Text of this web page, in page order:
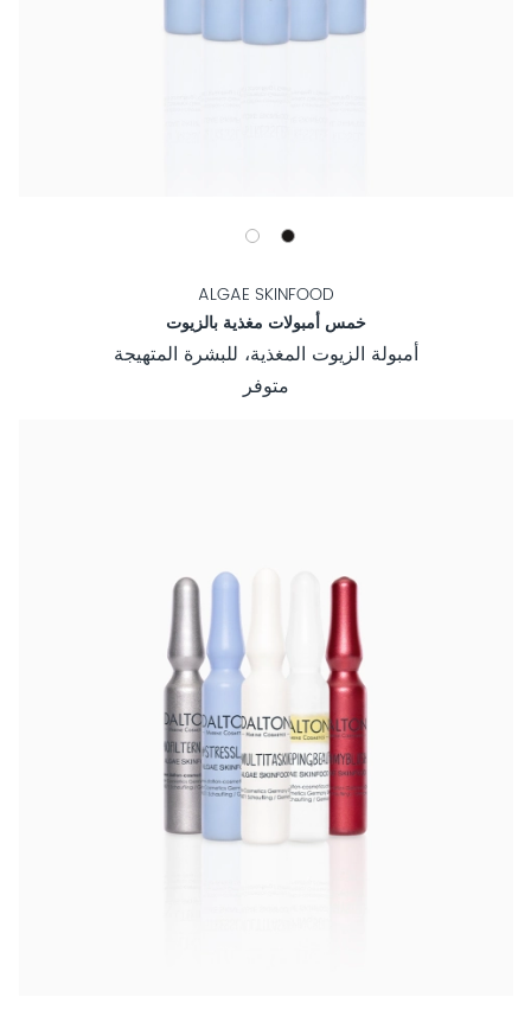
ALGAE SKINFOOD
خمس أمبولات مغذية بالزيوت
أمبولة الزيوت المغذية، للبشرة المتهيجة
متوفر